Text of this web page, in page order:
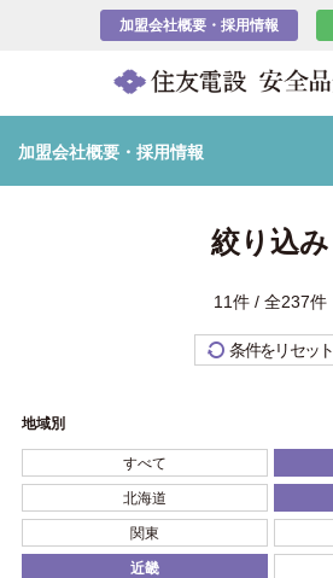
加盟会社概要・採用情報
加盟会社概要・採用情報
絞り込み
11件 / 全237件
条件をリセット
地域別
すべて
北海道
関東
近畿